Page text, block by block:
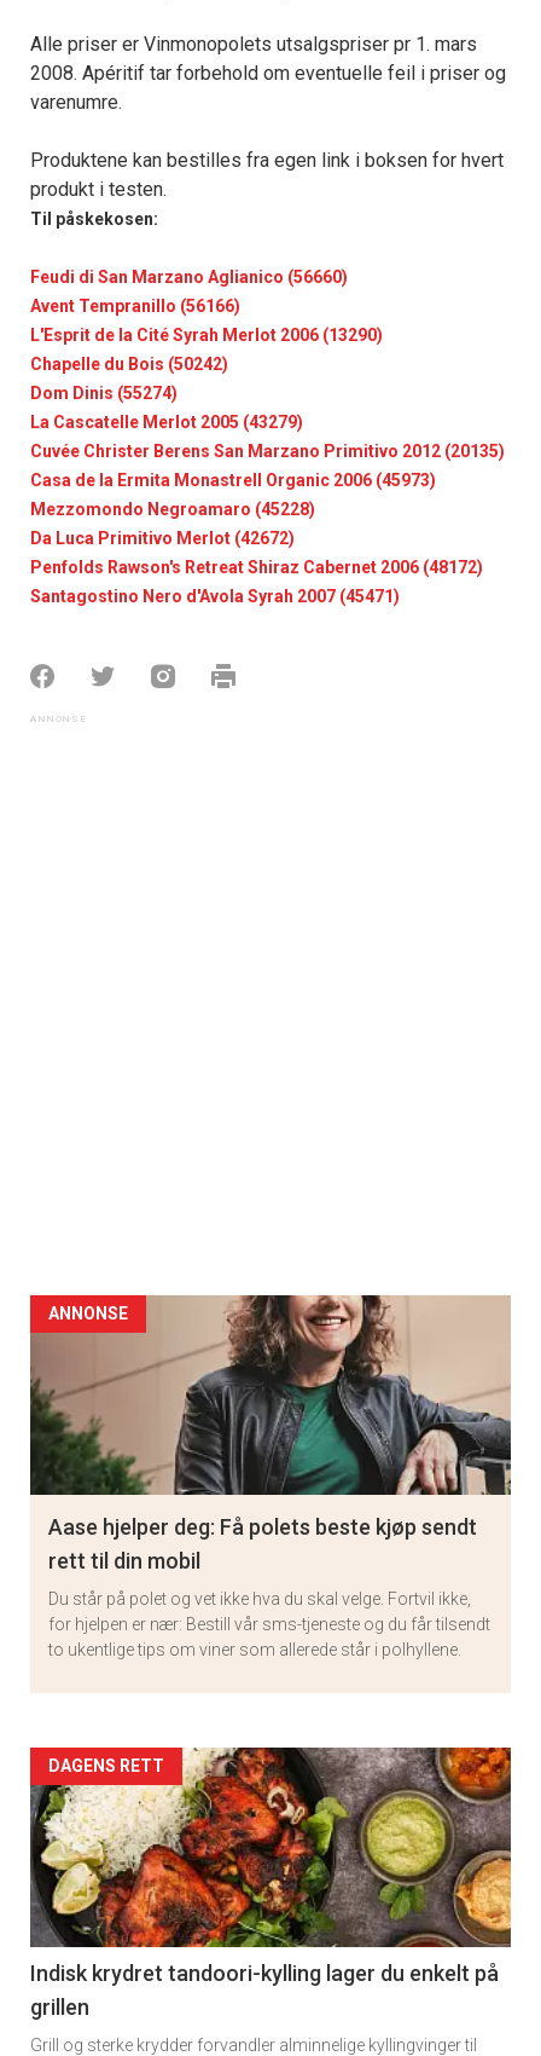
Alle priser er Vinmonopolets utsalgspriser pr 1. mars
2008. Apéritif tar forbehold om eventuelle feil i priser og
varenumre.
Produktene kan bestilles fra egen link i boksen for hvert
produkt i testen.
Til påskekosen:
Feudi di San Marzano Aglianico (56660)
Avent Tempranillo (56166)
L'Esprit de la Cité Syrah Merlot 2006 (13290)
Chapelle du Bois (50242)
Dom Dinis (55274)
La Cascatelle Merlot 2005 (43279)
Cuvée Christer Berens San Marzano Primitivo 2012 (20135)
Casa de la Ermita Monastrell Organic 2006 (45973)
Mezzomondo Negroamaro (45228)
Da Luca Primitivo Merlot (42672)
Penfolds Rawson's Retreat Shiraz Cabernet 2006 (48172)
Santagostino Nero d'Avola Syrah 2007 (45471)
ANNONSE
Aase hjelper deg: Få polets beste kjøp sendt
rett til din mobil
Du står på polet og vet ikke hva du skal velge. Fortvil ikke,
for hjelpen er nær: Bestill vår sms-tjeneste og du får tilsendt
to ukentlige tips om viner som allerede står i polhyllene.
Artikler
detail
-
section
11
DAGENS RETT
Indisk krydret tandoori-kylling lager du enkelt på
grillen
Grill og sterke krydder forvandler alminnelige kyllingvinger til